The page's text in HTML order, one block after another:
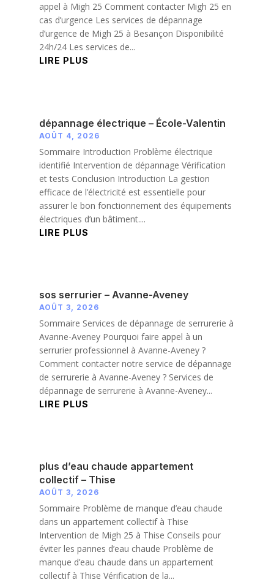
appel à Migh 25 Comment contacter Migh 25 en
cas d’urgence Les services de dépannage
d’urgence de Migh 25 à Besançon Disponibilité
24h/24 Les services de...
LIRE PLUS
dépannage électrique – École-Valentin
AOÛT 4, 2026
Sommaire Introduction Problème électrique
identifié Intervention de dépannage Vérification
et tests Conclusion Introduction La gestion
efficace de l’électricité est essentielle pour
assurer le bon fonctionnement des équipements
électriques d’un bâtiment....
LIRE PLUS
sos serrurier – Avanne-Aveney
AOÛT 3, 2026
Sommaire Services de dépannage de serrurerie à
Avanne-Aveney Pourquoi faire appel à un
serrurier professionnel à Avanne-Aveney ?
Comment contacter notre service de dépannage
de serrurerie à Avanne-Aveney ? Services de
dépannage de serrurerie à Avanne-Aveney...
LIRE PLUS
plus d’eau chaude appartement
collectif – Thise
AOÛT 3, 2026
Sommaire Problème de manque d’eau chaude
dans un appartement collectif à Thise
Intervention de Migh 25 à Thise Conseils pour
éviter les pannes d’eau chaude Problème de
manque d’eau chaude dans un appartement
collectif à Thise Vérification de la...